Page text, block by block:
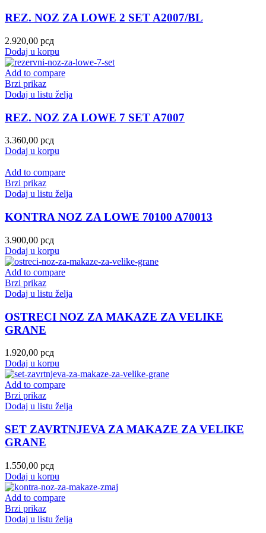
REZ. NOZ ZA LOWE 2 SET A2007/BL
2.920,00 рсд
Dodaj u korpu
Add to compare
Brzi prikaz
Dodaj u listu želja
REZ. NOZ ZA LOWE 7 SET A7007
3.360,00 рсд
Dodaj u korpu
Add to compare
Brzi prikaz
Dodaj u listu želja
KONTRA NOZ ZA LOWE 70100 A70013
3.900,00 рсд
Dodaj u korpu
Add to compare
Brzi prikaz
Dodaj u listu želja
OSTRECI NOZ ZA MAKAZE ZA VELIKE
GRANE
1.920,00 рсд
Dodaj u korpu
Add to compare
Brzi prikaz
Dodaj u listu želja
SET ZAVRTNJEVA ZA MAKAZE ZA VELIKE
GRANE
1.550,00 рсд
Dodaj u korpu
Add to compare
Brzi prikaz
Dodaj u listu želja